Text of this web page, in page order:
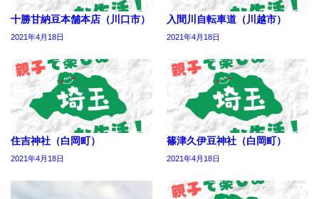
十勝甘納豆本舗本店（川口市）
2021年4月18日
入間川自転車道（川越市）
2021年4月18日
住吉神社（白岡町）
2021年4月18日
篠津久伊豆神社（白岡町）
2021年4月18日